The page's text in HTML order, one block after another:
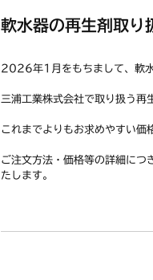
軟水器の再生剤取り
2026年1月をもちまして、軟
三浦工業株式会社で取り扱う再
これまでよりもお求めやすい価
ご注文方法・価格等の詳細につ
たします。